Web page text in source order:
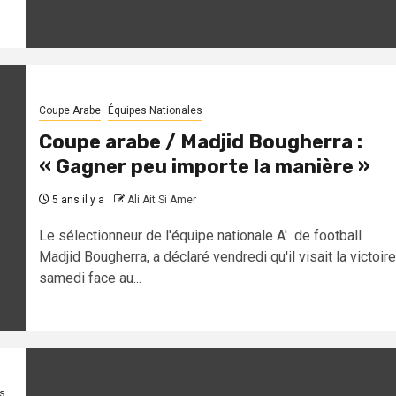
Coupe Arabe Équipes Nationales
Coupe arabe / Madjid Bougherra :
« Gagner peu importe la manière »
5 ans il y a Ali Ait Si Amer
Le sélectionneur de l'équipe nationale A' de football
Madjid Bougherra, a déclaré vendredi qu'il visait la
samedi face au...